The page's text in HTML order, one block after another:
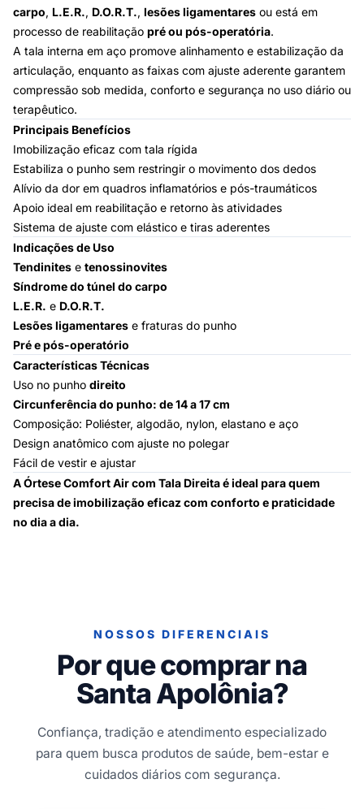
carpo, L.E.R., D.O.R.T., lesões ligamentares ou está em
processo de reabilitação pré ou pós-operatória.
A tala interna em aço promove alinhamento e estabilização da
articulação, enquanto as faixas com ajuste aderente garantem
compressão sob medida, conforto e segurança no uso diário ou
terapêutico.
Principais Benefícios
Imobilização eficaz com tala rígida
Estabiliza o punho sem restringir o movimento dos dedos
Alívio da dor em quadros inflamatórios e pós-traumáticos
Apoio ideal em reabilitação e retorno às atividades
Sistema de ajuste com elástico e tiras aderentes
Indicações de Uso
Tendinites e tenossinovites
Síndrome do túnel do carpo
L.E.R. e D.O.R.T.
Lesões ligamentares e fraturas do punho
Pré e pós-operatório
Características Técnicas
Uso no punho direito
Circunferência do punho: de 14 a 17 cm
Composição: Poliéster, algodão, nylon, elastano e aço
Design anatômico com ajuste no polegar
Fácil de vestir e ajustar
A Órtese Comfort Air com Tala Direita é ideal para quem
precisa de imobilização eficaz com conforto e praticidade
no dia a dia.
NOSSOS DIFERENCIAIS
Por que comprar na
Santa Apolônia?
Confiança, tradição e atendimento especializado
para quem busca produtos de saúde, bem-estar e
cuidados diários com segurança.